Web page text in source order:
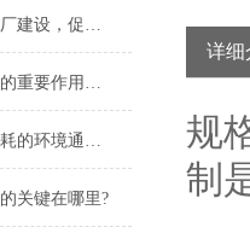
环保风机助力绿色工厂建设，促进节能减排
引风机在工业生产中的重要作用及发展趋势
引风机是一款高效能耗的环境通风设备
关键在哪里?
详细
规
制